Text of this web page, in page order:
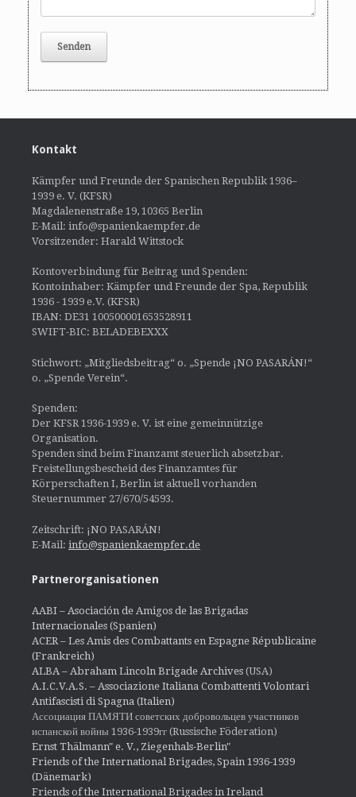
Kontakt
Kämpfer und Freunde der Spanischen Republik 1936–
1939 e. V. (KFSR)
Magdalenenstraße 19, 10365 Berlin
E-Mail: info@spanienkaempfer.de
Vorsitzender: Harald Wittstock
Kontoverbindung für Beitrag und Spenden:
Kontoinhaber: Kämpfer und Freunde der Spa, Republik
1936 - 1939 e.V. (KFSR)
IBAN: DE31 100500001653528911
SWIFT-BIC: BELADEBEXXX
Stichwort: „Mitgliedsbeitrag“ o. „Spende ¡NO PASARÁN!“
o. „Spende Verein“.
Spenden:
Der KFSR 1936-1939 e. V. ist eine gemeinnützige
Organisation.
Spenden sind beim Finanzamt steuerlich absetzbar.
Freistellungsbescheid des Finanzamtes für
Körperschaften I, Berlin ist aktuell vorhanden
Steuernummer 27/670/54593.
Zeitschrift: ¡NO PASARÁN!
E-Mail: info@spanienkaempfer.de
Partnerorganisationen
AABI – Asociación de Amigos de las Brigadas
Internacionales (Spanien)
ACER – Les Amis des Combattants en Espagne Républicaine
(Frankreich)
ALBA – Abraham Lincoln Brigade Archives (USA)
A.I.C.V.A.S. – Associazione Italiana Combattenti Volontari
Antifascisti di Spagna (Italien)
Ассоциация ПАМЯТИ советских добровольцев участников
испанской войны 1936-1939гг (Russische Föderation)
Ernst Thälmann" e. V., Ziegenhals-Berlin"
Friends of the International Brigades, Spain 1936-1939
(Dänemark)
Friends of the International Brigades in Ireland